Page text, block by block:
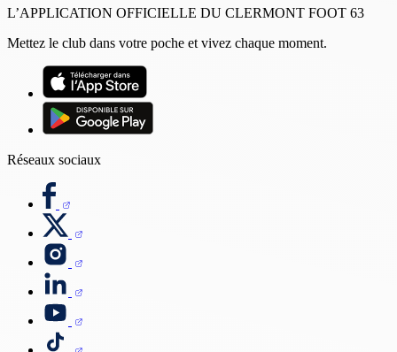
L’APPLICATION OFFICIELLE DU CLERMONT FOOT 63
Mettez le club dans votre poche et vivez chaque moment.
Réseaux sociaux